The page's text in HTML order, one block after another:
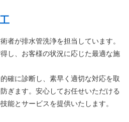
者が排水管洗浄を担当しています。
し、お客様の状況に応じた最適な施
確に診断し、素早く適切な対応を取
ぎます。安心してお任せいただける
能とサービスを提供いたします。